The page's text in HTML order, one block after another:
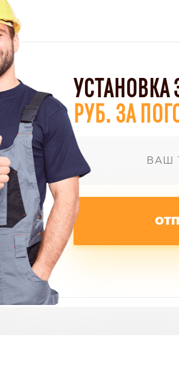
УСТАНОВКА
РУБ. ЗА